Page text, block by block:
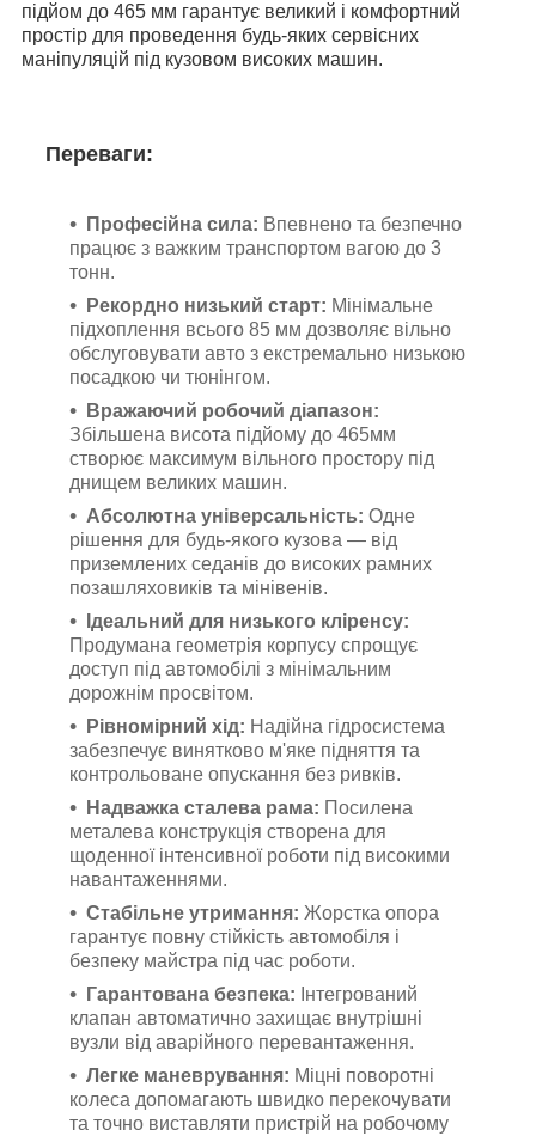
підйом до 465 мм гарантує великий і комфортний
простір для проведення будь-яких сервісних
маніпуляцій під кузовом високих машин.
Переваги:
Професійна сила: Впевнено та безпечно
працює з важким транспортом вагою до 3
тонн.
Рекордно низький старт: Мінімальне
підхоплення всього 85 мм дозволяє вільно
обслуговувати авто з екстремально низькою
посадкою чи тюнінгом.
Вражаючий робочий діапазон:
Збільшена висота підйому до 465мм
створює максимум вільного простору під
днищем великих машин.
Абсолютна універсальність: Одне
рішення для будь-якого кузова — від
приземлених седанів до високих рамних
позашляховиків та мінівенів.
Ідеальний для низького кліренсу:
Продумана геометрія корпусу спрощує
доступ під автомобілі з мінімальним
дорожнім просвітом.
Рівномірний хід: Надійна гідросистема
забезпечує винятково м'яке підняття та
контрольоване опускання без ривків.
Надважка сталева рама: Посилена
металева конструкція створена для
щоденної інтенсивної роботи під високими
навантаженнями.
Стабільне утримання: Жорстка опора
гарантує повну стійкість автомобіля і
безпеку майстра під час роботи.
Гарантована безпека: Інтегрований
клапан автоматично захищає внутрішні
вузли від аварійного перевантаження.
Легке маневрування: Міцні поворотні
колеса допомагають швидко перекочувати
та точно виставляти пристрій на робочому